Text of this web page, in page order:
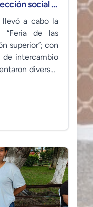
social e
llevó a cabo la
de las
superior”; con
de intercambio
diversos
de